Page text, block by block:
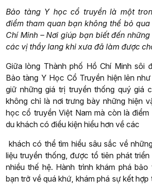
Bảo tàng Y học cổ truyền là một
điểm tham quan bạn không thể bỏ qua
Chí Minh – Nơi giúp bạn biết đến
các vị thầy lang khi xưa đã làm được
Giữa lòng Thành phố Hồ Chí Minh sôi
Bảo tàng Y Học Cổ Truyền hiện lên
giữ những giá trị truyền thống quý giá
không chỉ là nơi trưng bày những hiện
học cổ truyền Việt Nam mà còn là điểm
du khách có điều kiện hiểu hơn về các
khách có thể tìm hiểu sâu sắc về
liệu truyền thống, được tổ tiên phát
nhiều thế hệ. Hành trình khám phá
bạn trở về quá khứ, khám phá sự kết